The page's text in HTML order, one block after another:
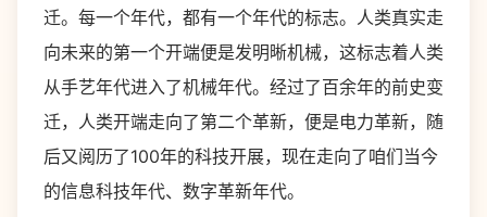
迁。每一个年代，都有一个年代的标志。人类真实走
向未来的第一个开端便是发明晰机械，这标志着人类
从手艺年代进入了机械年代。经过了百余年的前史变
迁，人类开端走向了第二个革新，便是电力革新，随
后又阅历了100年的科技开展，现在走向了咱们当今
的信息科技年代、数字革新年代。